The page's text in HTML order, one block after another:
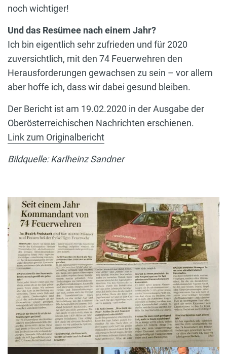
noch wichtiger!
Und das Resümee nach einem Jahr?
Ich bin eigentlich sehr zufrieden und für 2020
zuversichtlich, mit den 74 Feuerwehren den
Herausforderungen gewachsen zu sein – vor allem
aber hoffe ich, dass wir dabei gesund bleiben.
Der Bericht ist am 19.02.2020 in der Ausgabe der
Oberösterreichischen Nachrichten erschienen.
Link zum Originalbericht
Bildquelle: Karlheinz Sandner